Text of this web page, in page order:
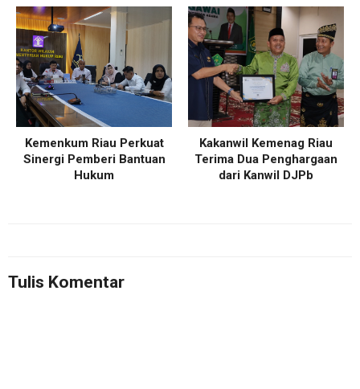
Kemenkum Riau Perkuat
Sinergi Pemberi Bantuan
Hukum
Kakanwil Kemenag Riau
Terima Dua Penghargaan
dari Kanwil DJPb
Tulis Komentar